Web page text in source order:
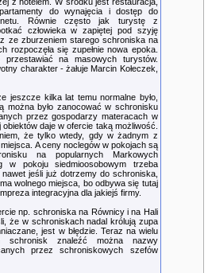
do wynajęcia i dostęp do
Równie często jak turystę z
człowieka w zapiętej pod szyję
ze zburzeniem starego schroniska na
rozpoczęła się zupełnie nowa epoka.
przestawiać na masowych turystów.
charakter - żałuje Marcin Kołeczek,
jeszcze kilka lat temu normalne było,
można było zanocować w schronisku
przez gospodarzy materacach w
daje w ofercie taką możliwość.
że tylko wtedy, gdy w żadnym z
A ceny noclegów w pokojach są
na popularnych Markowych
w pokoju siedmioosobowym trzeba
nawet jeśli już dotrzemy do schroniska,
wolnego miejsca, bo odbywa się tutaj
integracyjna dla jakiejś firmy.
np. schroniska na Równicy i na Hali
że w schroniskach nadal królują zupa
jest w błędzie. Teraz na wielu
schronisk znaleźć można nazwy
przez schroniskowych szefów